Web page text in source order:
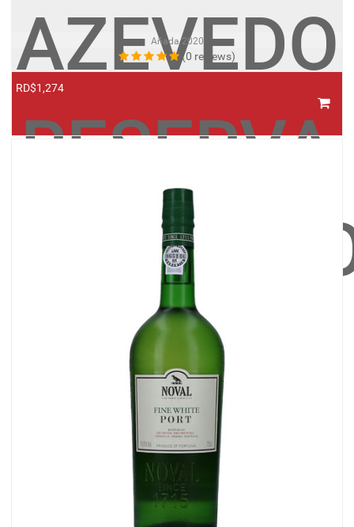
AZEVEDO
RESERVA
Añada2020
(0 reviews)
RD$1,274